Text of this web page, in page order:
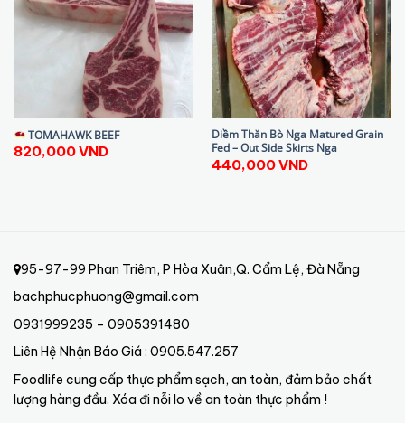
TOMAHAWK BEEF
820,000VND
Diềm Thăn Bò Nga Matured Grain
Fed – Out Side Skirts Nga
440,000VND
95-97-99 Phan Triêm, P Hòa Xuân,Q. Cẩm Lệ, Đà Nẵng
bachphucphuong@gmail.com
0931999235 – 0905391480
Liên Hệ Nhận Báo Giá : 0905.547.257
Foodlife cung cấp thực phẩm sạch, an toàn, đảm bảo chất
lượng hàng đầu. Xóa đi nỗi lo về an toàn thực phẩm !